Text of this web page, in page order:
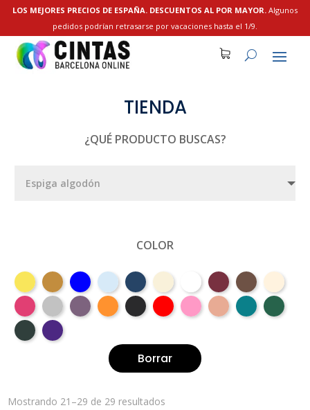
LOS MEJORES PRECIOS DE ESPAÑA. DESCUENTOS AL POR MAYOR. Algunos
pedidos podrían retrasarse por vacaciones hasta el 1/9.
TIENDA
¿QUÉ PRODUCTO BUSCAS?
COLOR
Borrar
Mostrando 21–29 de 29 resultados